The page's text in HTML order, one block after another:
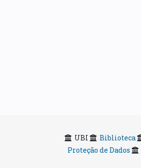
UBI Biblioteca
Proteção de Dados